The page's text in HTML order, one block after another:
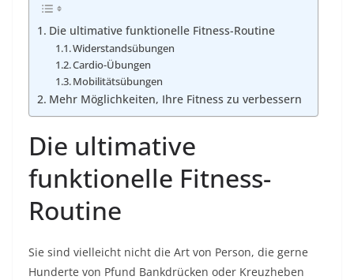
Die ultimative funktionelle Fitness-Routine
Widerstandsübungen
Cardio-Übungen
Mobilitätsübungen
Mehr Möglichkeiten, Ihre Fitness zu verbessern
Die ultimative
funktionelle Fitness-
Routine
Sie sind vielleicht nicht die Art von Person, die gerne
Hunderte von Pfund Bankdrücken oder Kreuzheben